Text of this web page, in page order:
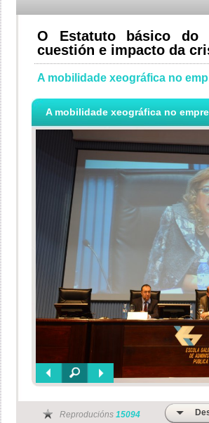
O Estatuto básico do
cuestión e impacto da
A mobilidade xeográfica no
A mobilidade xeográfica no
Reproducións 15094